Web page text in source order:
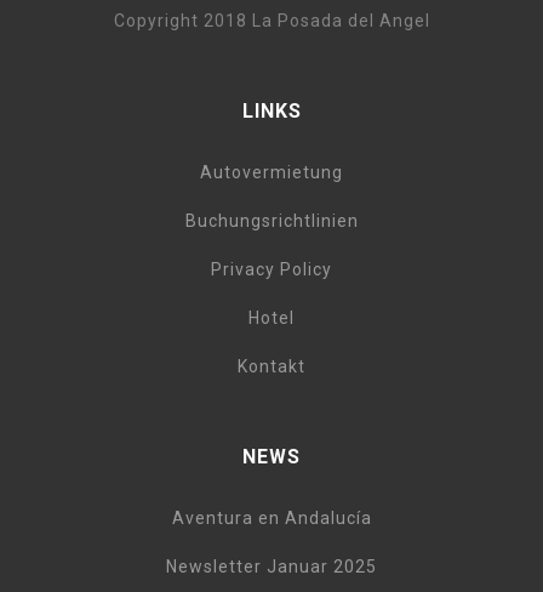
Copyright 2018 La Posada del Angel
LINKS
Autovermietung
Buchungsrichtlinien
Privacy Policy
Hotel
Kontakt
NEWS
Aventura en Andalucía
Newsletter Januar 2025